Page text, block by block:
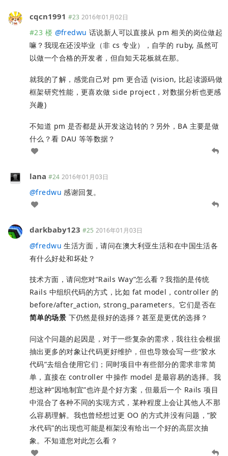
cqcn1991 #23 2016年01月02日
#23 楼 @fredwu 话说新人可以直接从 pm 相关的岗位做起
嘛？我现在还没毕业（非 cs 专业），自学的 ruby, 虽然可
以做一个合格的开发者，但自知天花板就在那。
就我的了解，感觉自己对 pm 更合适 (vision, 比起读源码做
框架研究性能，更喜欢做 side project，对数据分析也更感
兴趣)
不知道 pm 是否都是从开发这边转的？另外，BA 主要是做
什么？看 DAU 等等数据？
lana #24 2016年01月03日
@fredwu 感谢回复。
darkbaby123 #25 2016年01月03日
@fredwu 生活方面，请问在澳大利亚生活和在中国生活各
有什么好处和坏处？
技术方面，请问您对“Rails Way”怎么看？我指的是传统
Rails 中组织代码的方式，比如 fat model，controller 的
before/after_action, strong_parameters。它们是否在
简单的场景 下仍然是很好的选择？甚至是更优的选择？
问这个问题的起因是，对于一些复杂的需求，我往往会根据
抽出更多的对象让代码更好维护，但也导致会写一些“胶水
代码”去组合使用它们；同时项目中有些部分的需求非常简
单，直接在 controller 中操作 model 是最容易的选择。我
想这种“因地制宜”也许是个好方案，但最后一个 Rails 项目
中混合了各种不同的实现方式，某种程度上会让其他人不那
么容易理解。我也曾经想过更 OO 的方式并没有问题，“胶
水代码”的出现也可能是框架没有给出一个好的高层次抽
象。不知道您对此怎么看？